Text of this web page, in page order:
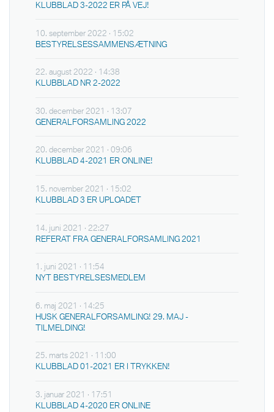
KLUBBLAD 3-2022 ER PÅ VEJ!
10. september 2022 · 15:02
BESTYRELSESSAMMENSÆTNING
22. august 2022 · 14:38
KLUBBLAD NR 2-2022
30. december 2021 · 13:07
GENERALFORSAMLING 2022
20. december 2021 · 09:06
KLUBBLAD 4-2021 ER ONLINE!
15. november 2021 · 15:02
KLUBBLAD 3 ER UPLOADET
14. juni 2021 · 22:27
REFERAT FRA GENERALFORSAMLING 2021
1. juni 2021 · 11:54
NYT BESTYRELSESMEDLEM
6. maj 2021 · 14:25
HUSK GENERALFORSAMLING! 29. MAJ -
TILMELDING!
25. marts 2021 · 11:00
KLUBBLAD 01-2021 ER I TRYKKEN!
3. januar 2021 · 17:51
KLUBBLAD 4-2020 ER ONLINE